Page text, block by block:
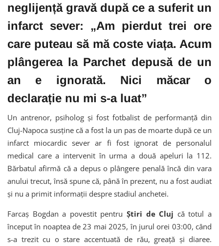
neglijență gravă după ce a suferit un
infarct sever: „Am pierdut trei ore
care puteau să mă coste viața. Acum
plângerea la Parchet depusă de un
an e ignorată. Nici măcar o
declarație nu mi s-a luat”
Un antrenor, psiholog și fost fotbalist de performanță din
Cluj-Napoca susține că a fost la un pas de moarte după ce un
infarct miocardic sever ar fi fost ignorat de personalul
medical care a intervenit în urma a două apeluri la 112.
Bărbatul afirmă că a depus o plângere penală încă din vara
anului trecut, însă spune că, până în prezent, nu a fost audiat
și nu a primit informații despre stadiul anchetei.
Farcaș Bogdan a povestit pentru Știri de Cluj că totul a
început în noaptea de 23 mai 2025, în jurul orei 03:00, când
s-a trezit cu o stare accentuată de rău, greață și diaree.